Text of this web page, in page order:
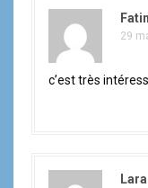
29
c’est très